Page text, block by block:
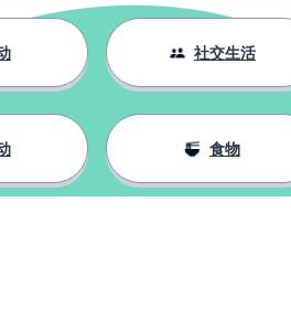
社交生活
食物